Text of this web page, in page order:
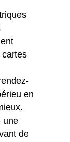
en
une
de